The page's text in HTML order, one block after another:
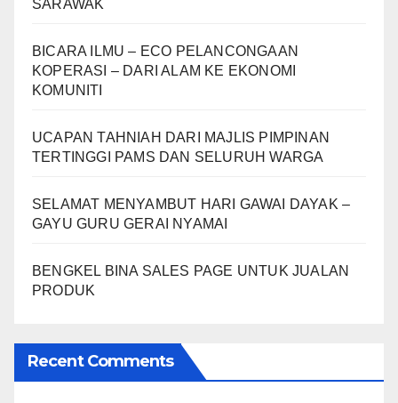
SARAWAK
BICARA ILMU – ECO PELANCONGAAN
KOPERASI – DARI ALAM KE EKONOMI
KOMUNITI
UCAPAN TAHNIAH DARI MAJLIS PIMPINAN
TERTINGGI PAMS DAN SELURUH WARGA
SELAMAT MENYAMBUT HARI GAWAI DAYAK –
GAYU GURU GERAI NYAMAI
BENGKEL BINA SALES PAGE UNTUK JUALAN
PRODUK
Recent Comments